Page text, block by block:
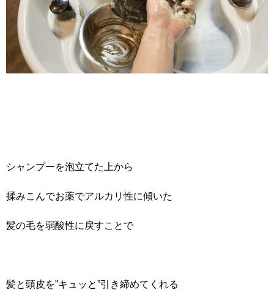
シャンプーを泡立てた上から
揉みこんでお薬でアルカリ性に傾いた
髪の毛を弱酸性に戻すことで
髪と頭皮を”キュッと”引き締めてくれる